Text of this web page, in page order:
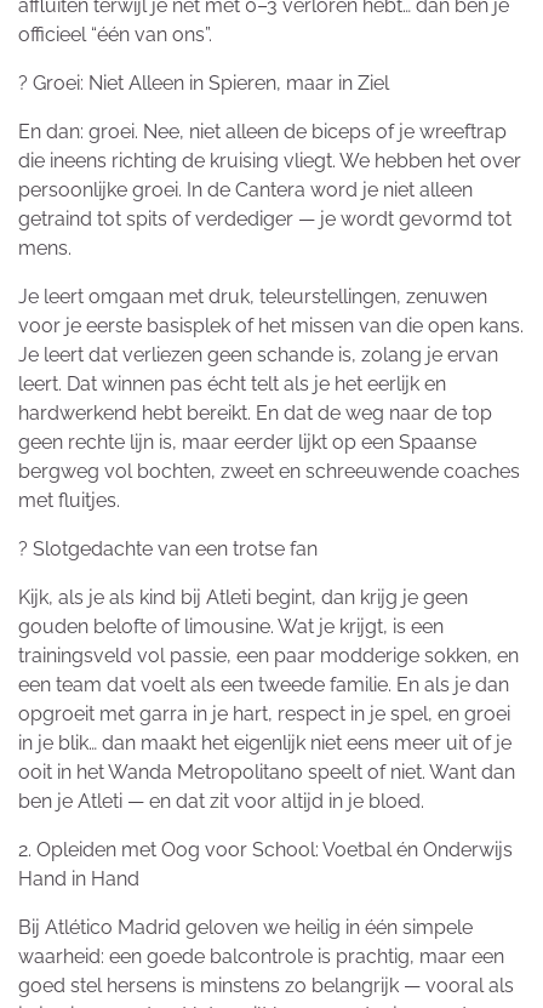
affluiten terwijl je net met 0–3 verloren hebt… dan ben je
officieel “één van ons”.
? Groei: Niet Alleen in Spieren, maar in Ziel
En dan: groei. Nee, niet alleen de biceps of je wreeftrap
die ineens richting de kruising vliegt. We hebben het over
persoonlijke groei. In de Cantera word je niet alleen
getraind tot spits of verdediger — je wordt gevormd tot
mens.
Je leert omgaan met druk, teleurstellingen, zenuwen
voor je eerste basisplek of het missen van die open kans.
Je leert dat verliezen geen schande is, zolang je ervan
leert. Dat winnen pas écht telt als je het eerlijk en
hardwerkend hebt bereikt. En dat de weg naar de top
geen rechte lijn is, maar eerder lijkt op een Spaanse
bergweg vol bochten, zweet en schreeuwende coaches
met fluitjes.
? Slotgedachte van een trotse fan
Kijk, als je als kind bij Atleti begint, dan krijg je geen
gouden belofte of limousine. Wat je krijgt, is een
trainingsveld vol passie, een paar modderige sokken, en
een team dat voelt als een tweede familie. En als je dan
opgroeit met garra in je hart, respect in je spel, en groei
in je blik… dan maakt het eigenlijk niet eens meer uit of je
ooit in het Wanda Metropolitano speelt of niet. Want dan
ben je Atleti — en dat zit voor altijd in je bloed.
2. Opleiden met Oog voor School: Voetbal én Onderwijs
Hand in Hand
Bij Atlético Madrid geloven we heilig in één simpele
waarheid: een goede balcontrole is prachtig, maar een
goed stel hersens is minstens zo belangrijk — vooral als